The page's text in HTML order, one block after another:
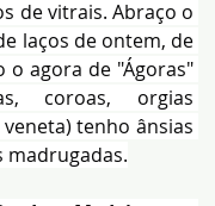
de vitrais. Abraço o
laços de ontem, de
o agora de "Ágoras"
coroas, orgias
tenho ânsias
madrugadas.